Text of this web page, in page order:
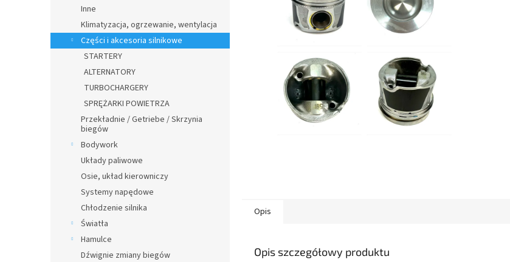
Inne
Klimatyzacja, ogrzewanie, wentylacja
Części i akcesoria silnikowe
STARTERY
ALTERNATORY
TURBOCHARGERY
SPRĘŻARKI POWIETRZA
Przekładnie / Getriebe / Skrzynia
biegów
Bodywork
Układy paliwowe
Osie, układ kierowniczy
Systemy napędowe
Chłodzenie silnika
Światła
Hamulce
Dźwignie zmiany biegów
Opis
Opis szczegółowy produktu